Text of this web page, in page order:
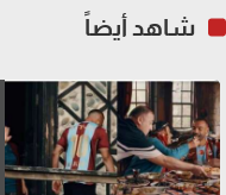
شاهد أيضاً